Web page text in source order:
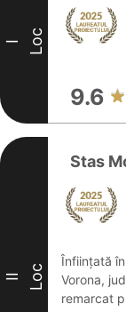
I Loc
9.6
II Loc
Stas
Înființată
Vorona,
remarcat